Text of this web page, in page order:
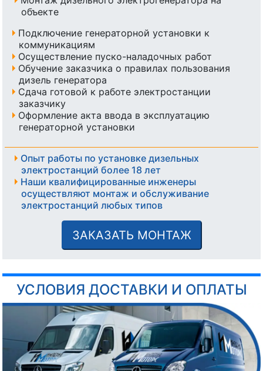
объекте
Подключение генераторной установки к
коммуникациям
Осуществление пуско-наладочных работ
Обучение заказчика о правилах пользования
дизель генератора
Сдача готовой к работе электростанции
заказчику
Оформление акта ввода в эксплуатацию
генераторной установки
Опыт работы по установке дизельных
электростанций более 18 лет
Наши квалифицированные инженеры
осуществляют монтаж и обслуживание
электростанций любых типов
ЗАКАЗАТЬ МОНТАЖ
УСЛОВИЯ ДОСТАВКИ И ОПЛАТЫ